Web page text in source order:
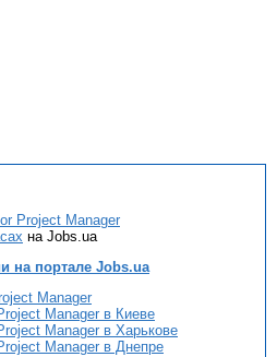
Project Manager
на Jobs.ua
на портале Jobs.ua
Manager
Manager в Киеве
Manager в Харькове
Manager в Днепре